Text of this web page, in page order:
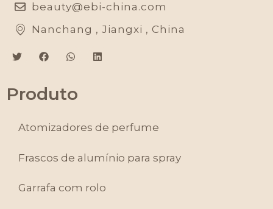
beauty@ebi-china.com
Nanchang , Jiangxi , China
Produto
Atomizadores de perfume
Frascos de alumínio para spray
Garrafa com rolo